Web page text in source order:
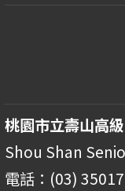
桃園市立壽山高
Shou Shan
電話：(03)